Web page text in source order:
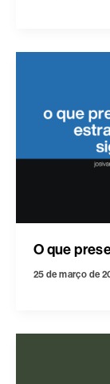
O que
25 de março de